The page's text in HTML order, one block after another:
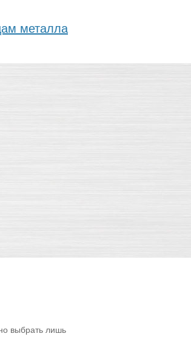
металла
выбрать лишь